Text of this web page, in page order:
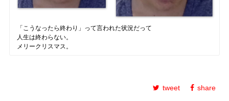
「こうなったら終わり」って言われた状況だって
人生は終わらない。
メリークリスマス。
tweet share